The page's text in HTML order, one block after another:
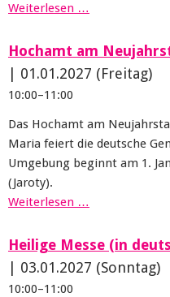
Weiterlesen …
Hochamt am
01.01.2027 (Freitag)
10:00–11:00
Das Hochamt am
Maria feiert die deutsche
Umgebung beginnt am 1.
(Jaroty).
Weiterlesen …
Heilige Messe (in
03.01.2027 (Sonntag)
10:00–11:00